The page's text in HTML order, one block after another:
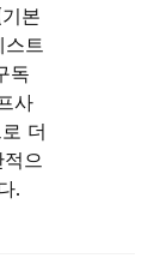
본
트
독
사
더
으
.